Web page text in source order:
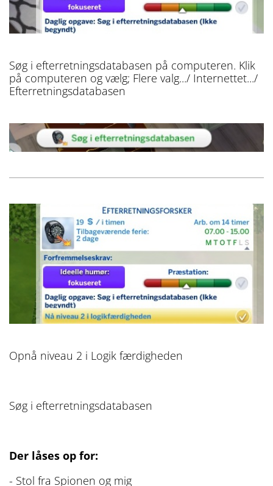
Søg i efterretningsdatabasen på computeren. Klik
på computeren og vælg; Flere valg.../ Internettet.../
Efterretningsdatabasen
Opnå niveau 2 i Logik færdigheden
Søg i efterretningsdatabasen
Der låses op for:
- Stol fra Spionen og mig